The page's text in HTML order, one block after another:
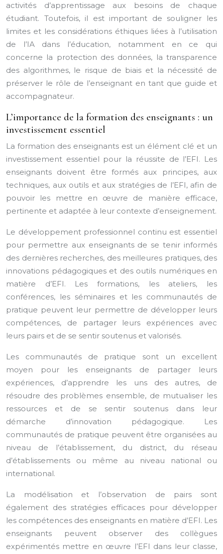
activités d’apprentissage aux besoins de chaque
étudiant. Toutefois, il est important de souligner les
limites et les considérations éthiques liées à l’utilisation
de l’IA dans l’éducation, notamment en ce qui
concerne la protection des données, la transparence
des algorithmes, le risque de biais et la nécessité de
préserver le rôle de l’enseignant en tant que guide et
accompagnateur.
L’importance de la formation des enseignants : un
investissement essentiel
La formation des enseignants est un élément clé et un
investissement essentiel pour la réussite de l’EFI. Les
enseignants doivent être formés aux principes, aux
techniques, aux outils et aux stratégies de l’EFI, afin de
pouvoir les mettre en œuvre de manière efficace,
pertinente et adaptée à leur contexte d’enseignement.
Le développement professionnel continu est essentiel
pour permettre aux enseignants de se tenir informés
des dernières recherches, des meilleures pratiques, des
innovations pédagogiques et des outils numériques en
matière d’EFI. Les formations, les ateliers, les
conférences, les séminaires et les communautés de
pratique peuvent leur permettre de développer leurs
compétences, de partager leurs expériences avec
leurs pairs et de se sentir soutenus et valorisés.
Les communautés de pratique sont un excellent
moyen pour les enseignants de partager leurs
expériences, d’apprendre les uns des autres, de
résoudre des problèmes ensemble, de mutualiser les
ressources et de se sentir soutenus dans leur
démarche d’innovation pédagogique. Les
communautés de pratique peuvent être organisées au
niveau de l’établissement, du district, du réseau
d’établissements ou même au niveau national ou
international.
La modélisation et l’observation de pairs sont
également des stratégies efficaces pour développer
les compétences des enseignants en matière d’EFI. Les
enseignants peuvent observer des collègues
expérimentés mettre en œuvre l’EFI dans leur classe,